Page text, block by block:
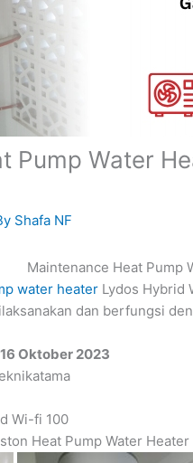
Pump Water
Shafa NF
Maintenance Heat Pump
water heater Lydos Hybrid
dan berfungsi
Oktober 2023
Wi-fi 100
Heat Pump Water Heater